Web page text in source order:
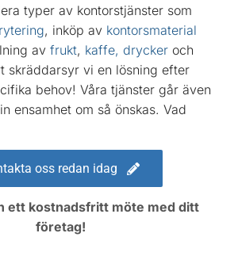
typer av kontorstjänster som
, inköp av kontorsmaterial
av frukt, kaffe, dryckeroch
skräddarsyr vi en lösning efter
behov! Våra tjänster går även
ensamhet om så önskas. Vad
oss redan idag
ett kostnadsfritt möte med ditt
företag!